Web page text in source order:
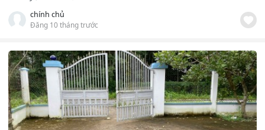
chính chủ
Đăng 10 tháng trước